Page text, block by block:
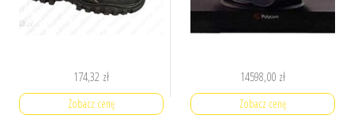
174,32 zł
Zobacz cenę
14598,00 zł
Zobacz cenę